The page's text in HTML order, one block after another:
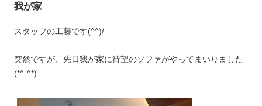
我が家
スタッフの工藤です(^^)/
突然ですが、先日我が家に待望のソファがやってまいりました
(*^-^*)